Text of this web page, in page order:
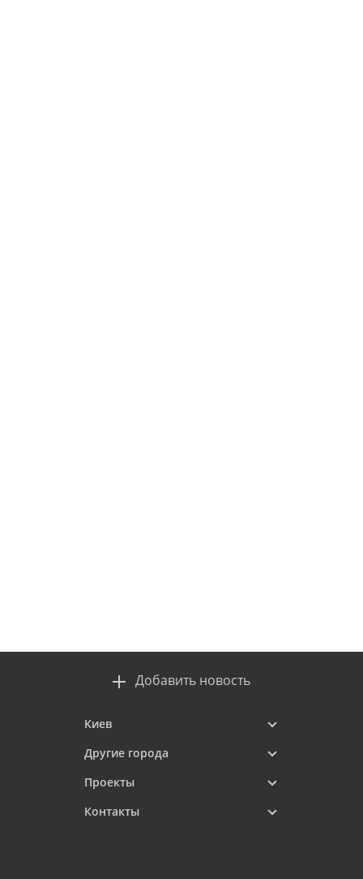
Добавить новость
Киев
Другие города
Проекты
Контакты